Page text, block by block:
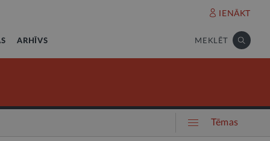
IENĀKT
ARHĪVS MEKLĒT
Tēmas